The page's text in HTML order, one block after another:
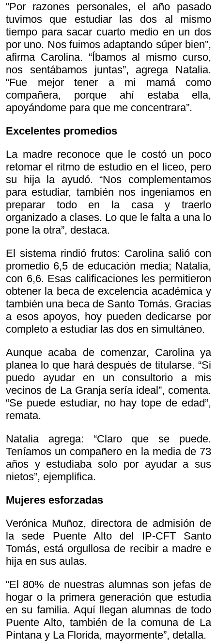
“Por razones personales, el año pasado
tuvimos que estudiar las dos al mismo
tiempo para sacar cuarto medio en un dos
por uno. Nos fuimos adaptando súper bien”,
afirma Carolina. “Íbamos al mismo curso,
nos sentábamos juntas”, agrega Natalia.
“Fue mejor tener a mi mamá como
compañera, porque ahí estaba ella,
apoyándome para que me concentrara”.
Excelentes promedios
La madre reconoce que le costó un poco
retomar el ritmo de estudio en el liceo, pero
su hija la ayudó. “Nos complementamos
para estudiar, también nos ingeniamos en
preparar todo en la casa y traerlo
organizado a clases. Lo que le falta a una lo
pone la otra”, destaca.
El sistema rindió frutos: Carolina salió con
promedio 6,5 de educación media; Natalia,
con 6,6. Esas calificaciones les permitieron
obtener la beca de excelencia académica y
también una beca de Santo Tomás. Gracias
a esos apoyos, hoy pueden dedicarse por
completo a estudiar las dos en simultáneo.
Aunque acaba de comenzar, Carolina ya
planea lo que hará después de titularse. “Si
puedo ayudar en un consultorio a mis
vecinos de La Granja sería ideal”, comenta.
“Se puede estudiar, no hay tope de edad”,
remata.
Natalia agrega: “Claro que se puede.
Teníamos un compañero en la media de 73
años y estudiaba solo por ayudar a sus
nietos”, ejemplifica.
Mujeres esforzadas
Verónica Muñoz, directora de admisión de
la sede Puente Alto del IP-CFT Santo
Tomás, está orgullosa de recibir a madre e
hija en sus aulas.
“El 80% de nuestras alumnas son jefas de
hogar o la primera generación que estudia
en su familia. Aquí llegan alumnas de todo
Puente Alto, también de la comuna de La
Pintana y La Florida, mayormente”, detalla.